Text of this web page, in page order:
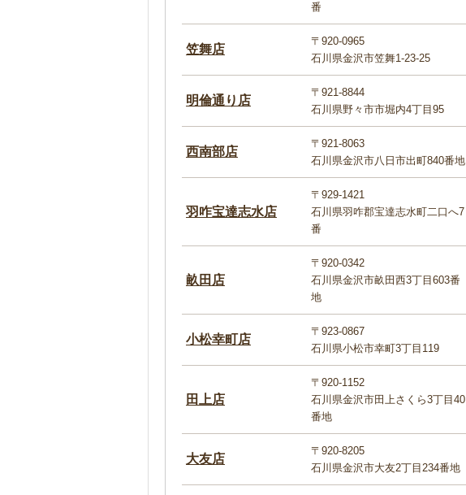
番
笠舞店
〒920-0965
石川県金沢市笠舞1-23-25
明倫通り店
〒921-8844
石川県野々市市堀内4丁目95
西南部店
〒921-8063
石川県金沢市八日市出町840番地
羽咋宝達志水店
〒929-1421
石川県羽咋郡宝達志水町二口へ7
番
畝田店
〒920-0342
石川県金沢市畝田西3丁目603番
地
小松幸町店
〒923-0867
石川県小松市幸町3丁目119
田上店
〒920-1152
石川県金沢市田上さくら3丁目40
番地
大友店
〒920-8205
石川県金沢市大友2丁目234番地